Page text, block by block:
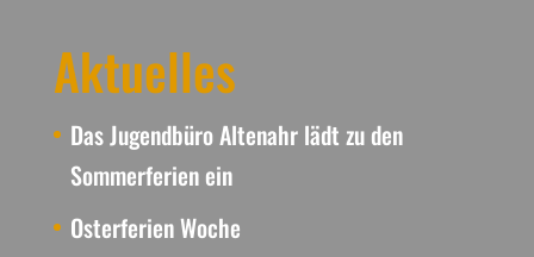
Aktuelles
Das Jugendbüro Altenahr lädt zu den
Sommerferien ein
Osterferien Woche